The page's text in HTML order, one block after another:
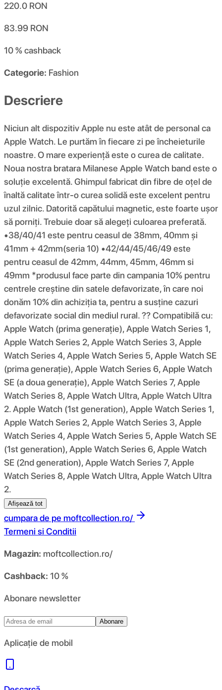
220.0 RON
83.99 RON
10 %cashback
Categorie: Fashion
Descriere
Niciun alt dispozitiv Apple nu este atât de personal ca
Apple Watch. Le purtăm în fiecare zi pe încheieturile
noastre. O mare experiență este o curea de calitate.
Noua nostra bratara Milanese Apple Watch band este o
soluție excelentă. Ghimpul fabricat din fibre de oțel de
înaltă calitate într-o curea solidă este excelent pentru
uzul zilnic. Datorită capătului magnetic, este foarte ușor
să porniți. Trebuie doar să alegeți culoarea preferată.
•38/40/41 este pentru ceasul de 38mm, 40mm și
41mm + 42mm(seria 10) •42/44/45/46/49 este
pentru ceasul de 42mm, 44mm, 45mm, 46mm si
49mm *produsul face parte din campania 10% pentru
centrele creștine din satele defavorizate, în care noi
donăm 10% din achiziția ta, pentru a susține cazuri
defavorizate social din mediul rural. ?? Compatibilă cu:
Apple Watch (prima generație), Apple Watch Series 1,
Apple Watch Series 2, Apple Watch Series 3, Apple
Watch Series 4, Apple Watch Series 5, Apple Watch SE
(prima generație), Apple Watch Series 6, Apple Watch
SE (a doua generație), Apple Watch Series 7, Apple
Watch Series 8, Apple Watch Ultra, Apple Watch Ultra
2. Apple Watch (1st generation), Apple Watch Series 1,
Apple Watch Series 2, Apple Watch Series 3, Apple
Watch Series 4, Apple Watch Series 5, Apple Watch SE
(1st generation), Apple Watch Series 6, Apple Watch
SE (2nd generation), Apple Watch Series 7, Apple
Watch Series 8, Apple Watch Ultra, Apple Watch Ultra
2.
Afișează tot
cumpara de pe moftcollection.ro/
Termeni si Conditii
Magazin: moftcollection.ro/
Cashback: 10 %
Abonare newsletter
Abonare
Aplicație de mobil